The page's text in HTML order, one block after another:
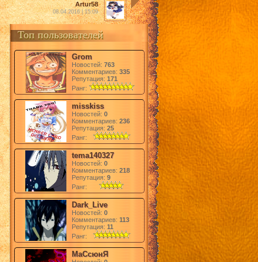
Artur58
08.04.2016 | 15:09
Топ пользователей
Grom
Новостей: 763
Комментариев: 335
Репутация: 171
Ранг:
misskiss
Новостей: 0
Комментариев: 236
Репутация: 25
Ранг:
tema140327
Новостей: 0
Комментариев: 218
Репутация: 9
Ранг:
Dark_Live
Новостей: 0
Комментариев: 113
Репутация: 11
Ранг:
МаСсюнЯ